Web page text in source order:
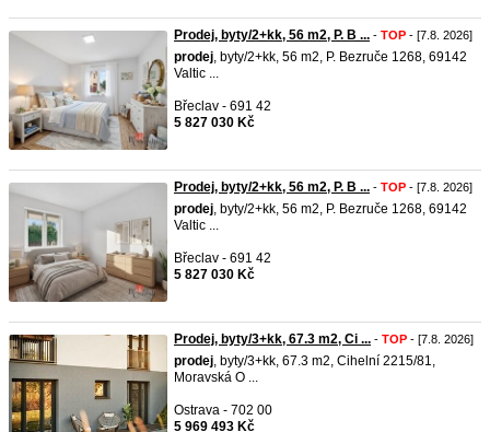
Prodej, byty/2+kk, 56 m2, P. B ... - TOP - [7.8. 2026]
prodej, byty/2+kk, 56 m2, P. Bezruče 1268, 69142
Valtic ...
Břeclav - 691 42
5 827 030 Kč
Prodej, byty/2+kk, 56 m2, P. B ... - TOP - [7.8. 2026]
prodej, byty/2+kk, 56 m2, P. Bezruče 1268, 69142
Valtic ...
Břeclav - 691 42
5 827 030 Kč
Prodej, byty/3+kk, 67.3 m2, Ci ... - TOP - [7.8. 2026]
prodej, byty/3+kk, 67.3 m2, Cihelní 2215/81,
Moravská O ...
Ostrava - 702 00
5 969 493 Kč